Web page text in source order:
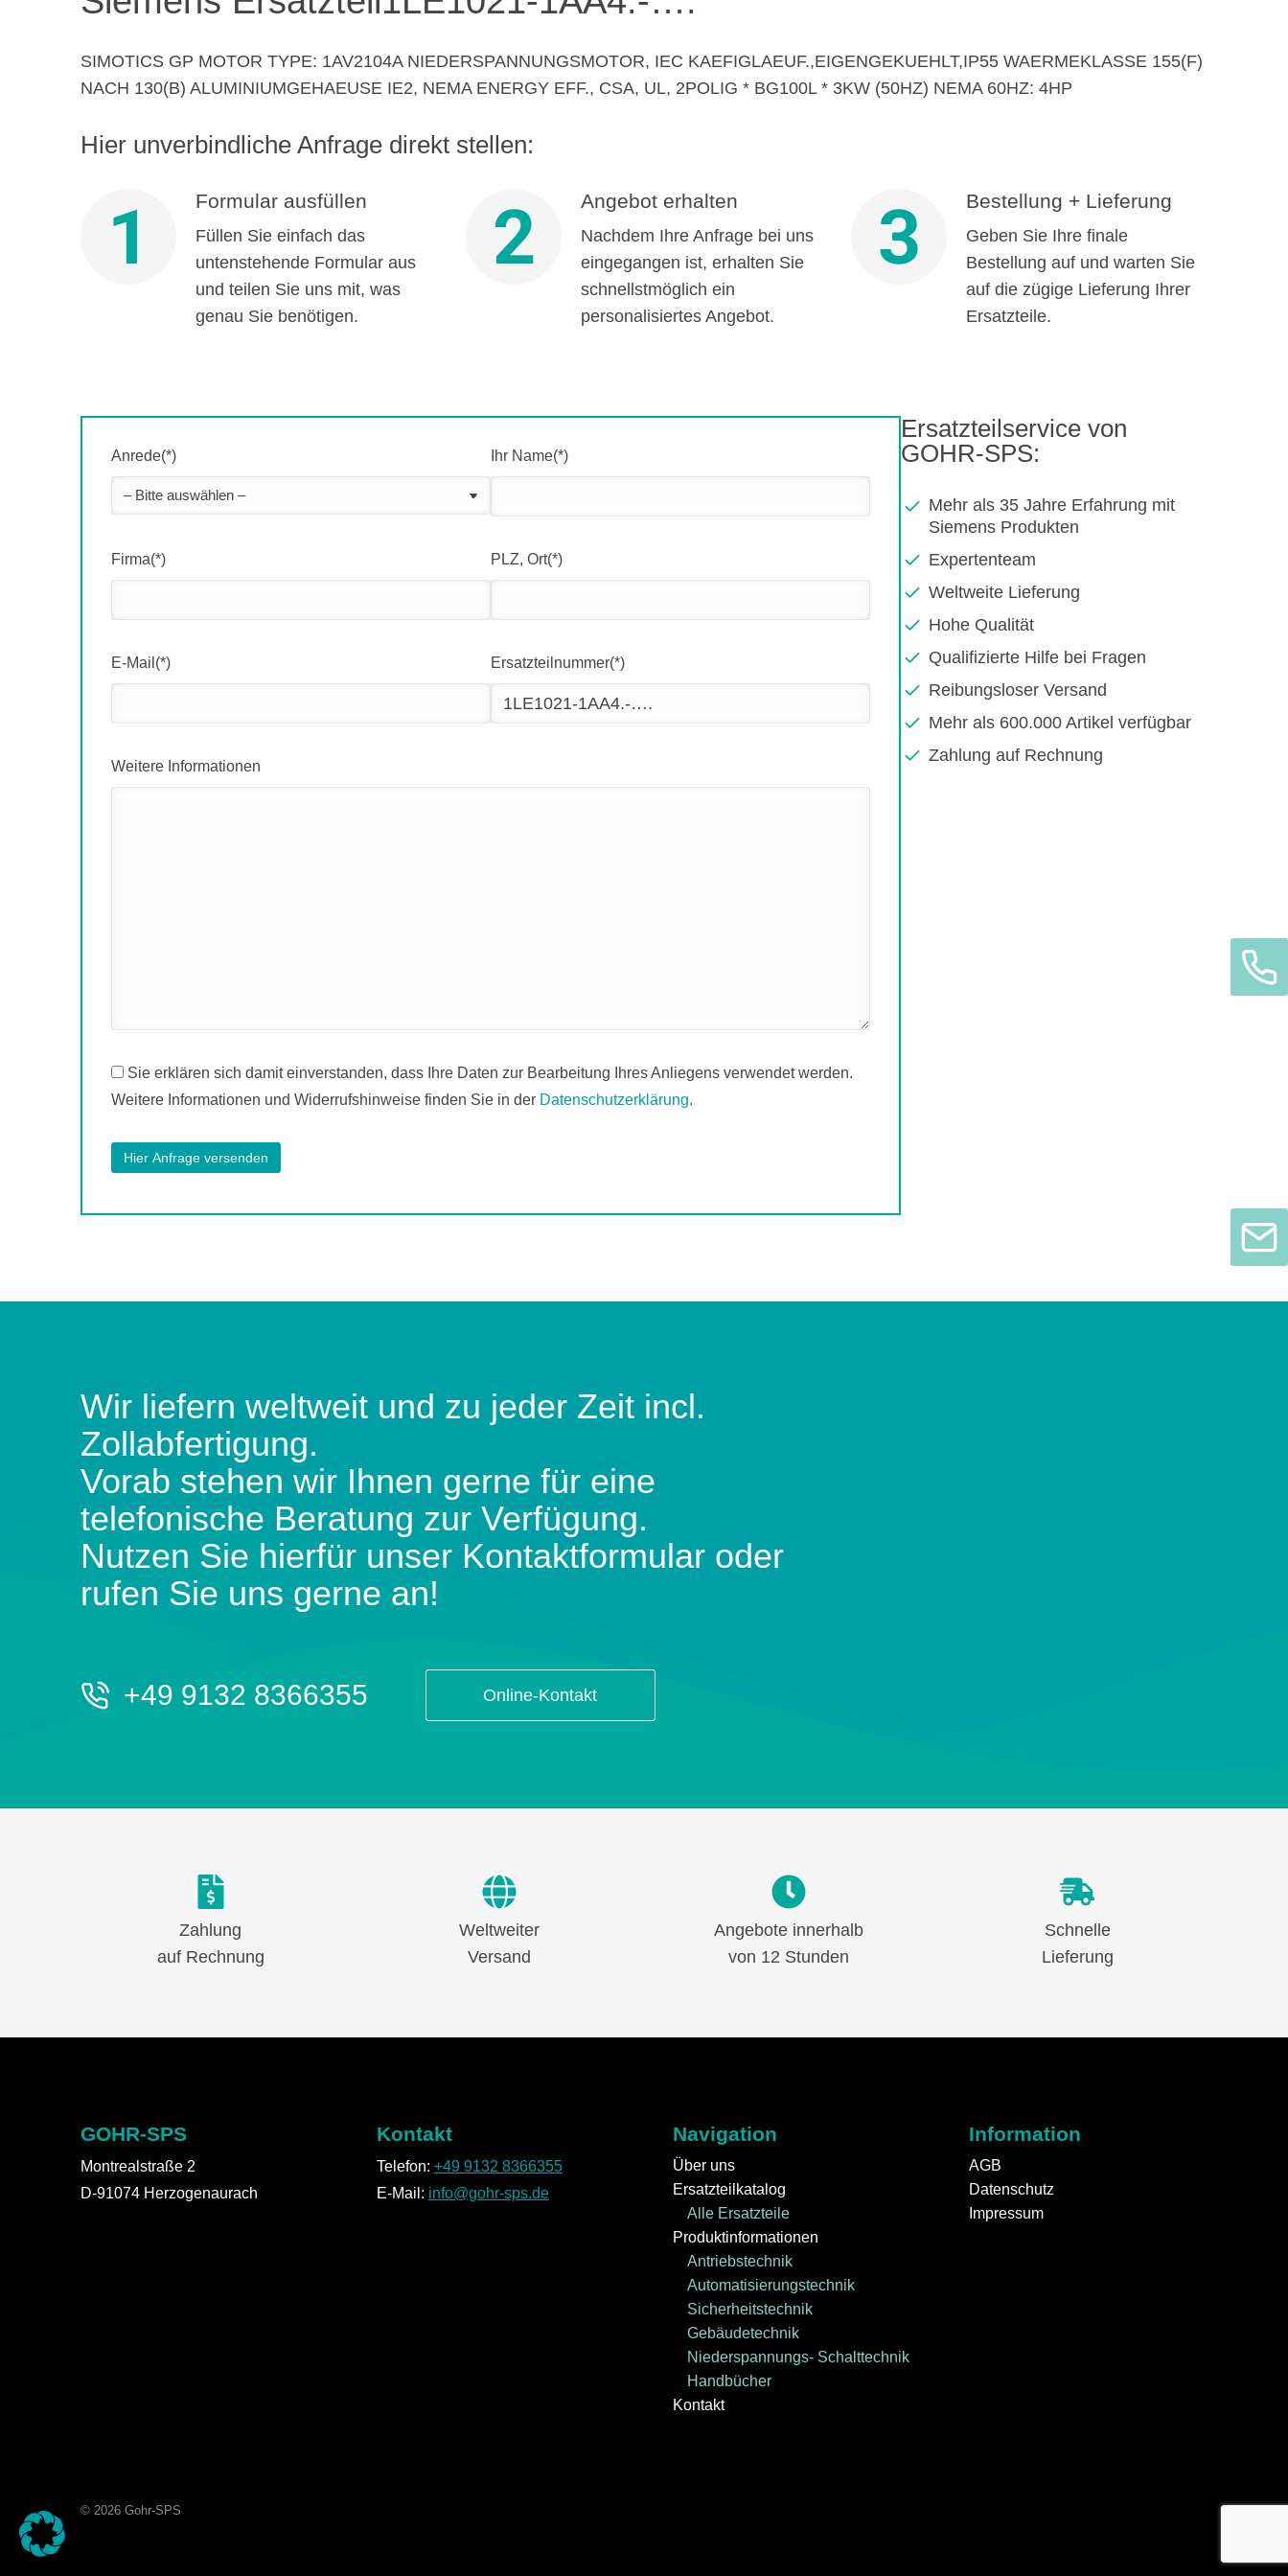
SIMOTICS GP MOTOR TYPE: 1AV2104A NIEDERSPANNUNGSMOTOR, IEC KAEFIGLAEUF.,EIGENGEKUEHLT,IP55 WAERMEKLASSE 155(F)
NACH 130(B) ALUMINIUMGEHAEUSE IE2, NEMA ENERGY EFF., CSA, UL, 2POLIG * BG100L * 3KW (50HZ) NEMA 60HZ: 4HP
Hier unverbindliche Anfrage direkt stellen:
1 Formular ausfüllen
Füllen Sie einfach das
untenstehende Formular aus
und teilen Sie uns mit, was
genau Sie benötigen.
2 Angebot erhalten
Nachdem Ihre Anfrage bei uns
eingegangen ist, erhalten Sie
schnellstmöglich ein
personalisiertes Angebot.
3 Bestellung + Lieferung
Geben Sie Ihre finale
Bestellung auf und warten Sie
auf die zügige Lieferung Ihrer
Ersatzteile.
Anrede(*) Ihr Name(*)
Firma(*) PLZ, Ort(*)
E-Mail(*) Ersatzteilnummer(*)
Weitere Informationen
Sie erklären sich damit einverstanden, dass Ihre Daten zur Bearbeitung Ihres Anliegens verwendet werden.
Weitere Informationen und Widerrufshinweise finden Sie in der Datenschutzerklärung.
Ersatzteilservice von
GOHR-SPS:
Mehr als 35 Jahre Erfahrung mit
Siemens Produkten
Expertenteam
Weltweite Lieferung
Hohe Qualität
Qualifizierte Hilfe bei Fragen
Reibungsloser Versand
Mehr als 600.000 Artikel verfügbar
Zahlung auf Rechnung
Wir liefern weltweit und zu jeder Zeit incl.
Zollabfertigung.
Vorab stehen wir Ihnen gerne für eine
telefonische Beratung zur Verfügung.
Nutzen Sie hierfür unser Kontaktformular oder
rufen Sie uns gerne an!
+49 9132 8366355 Online-Kontakt
Zahlung
auf Rechnung
Weltweiter
Versand
Angebote innerhalb
von 12 Stunden
Schnelle
Lieferung
GOHR-SPS
Montrealstraße 2
D-91074 Herzogenaurach
Kontakt
Telefon: +49 9132 8366355
E-Mail: info@gohr-sps.de
Navigation
Über uns
Ersatzteilkatalog
Alle Ersatzteile
Produktinformationen
Antriebstechnik
Automatisierungstechnik
Sicherheitstechnik
Gebäudetechnik
Niederspannungs- Schalttechnik
Handbücher
Kontakt
Information
AGB
Datenschutz
Impressum
© 2026 Gohr-SPS